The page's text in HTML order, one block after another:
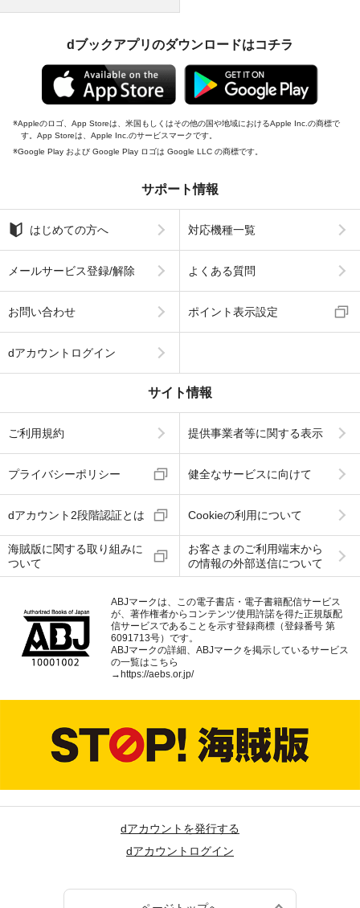
dブックアプリのダウンロードはコチラ
Appleのロゴ、App Storeは、米国もしくはその他の国や地域におけるApple Inc.の商標で
す。App Storeは、Apple Inc.のサービスマークです。
Google Play および Google Play ロゴは Google LLC の商標です。
サポート情報
はじめての方へ 対応機種一覧
メールサービス登録/解除 よくある質問
お問い合わせ ポイント表示設定
dアカウントログイン
サイト情報
ご利用規約 提供事業者等に関する表示
プライバシーポリシー 健全なサービスに向けて
dアカウント2段階認証とは Cookieの利用について
海賊版に関する取り組みに
ついて
お客さまのご利用端末から
の情報の外部送信について
ABJマークは、この電子書店・電子書籍配信サービス
が、著作権者からコンテンツ使用許諾を得た正規版配
信サービスであることを示す登録商標（登録番号 第
6091713号）です。
ABJマークの詳細、ABJマークを掲示しているサービス
の一覧はこちら
→https://aebs.or.jp/
dアカウントを発行する
dアカウントログイン